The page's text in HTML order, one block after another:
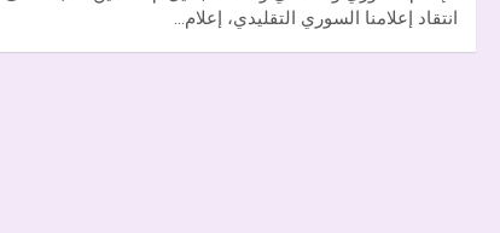
انتقاد إعلامنا السوري التقليدي، إعلام…